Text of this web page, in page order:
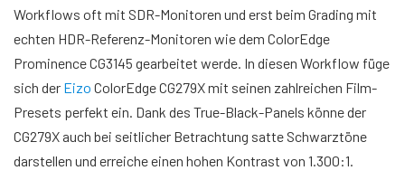
Workflows oft mit SDR-Monitoren und erst beim Grading mit
echten HDR-Referenz-Monitoren wie dem ColorEdge
Prominence CG3145 gearbeitet werde. In diesen Workflow füge
sich der Eizo ColorEdge CG279X mit seinen zahlreichen Film-
Presets perfekt ein. Dank des True-Black-Panels könne der
CG279X auch bei seitlicher Betrachtung satte Schwarztöne
darstellen und erreiche einen hohen Kontrast von 1.300:1.